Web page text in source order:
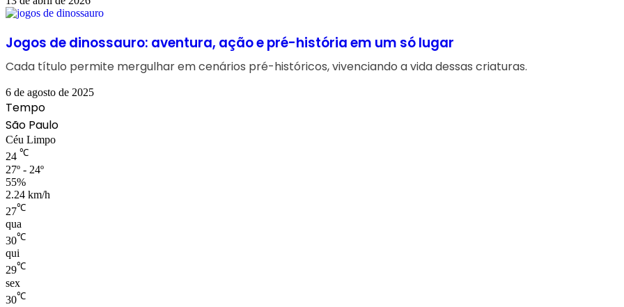
Jogos de dinossauro: aventura, ação e pré-história em um só lugar
Cada título permite mergulhar em cenários pré-históricos, vivenciando a vida dessas criaturas.
6 de agosto de 2025
Tempo
São Paulo
Céu Limpo
24 ℃
27º - 24º
55%
2.24 km/h
27℃
qua
30℃
qui
29℃
sex
30℃